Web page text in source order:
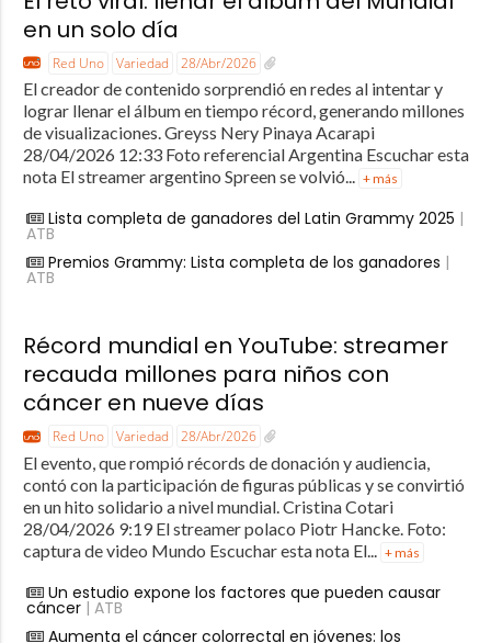
en un solo día
Red Uno Variedad 28/Abr/2026
El creador de contenido sorprendió en redes al intentar y
lograr llenar el álbum en tiempo récord, generando millones
de visualizaciones. Greyss Nery Pinaya Acarapi
28/04/2026 12:33 Foto referencial Argentina Escuchar esta
nota El streamer argentino Spreen se volvió... + más
Lista completa de ganadores del Latin Grammy 2025 |
ATB
Premios Grammy: Lista completa de los ganadores |
ATB
Récord mundial en YouTube: streamer
recauda millones para niños con
cáncer en nueve días
Red Uno Variedad 28/Abr/2026
El evento, que rompió récords de donación y audiencia,
contó con la participación de figuras públicas y se convirtió
en un hito solidario a nivel mundial. Cristina Cotari
28/04/2026 9:19 El streamer polaco Piotr Hancke. Foto:
captura de video Mundo Escuchar esta nota El... + más
Un estudio expone los factores que pueden causar
cáncer| ATB
Aumenta el cáncer colorrectal en jóvenes: los